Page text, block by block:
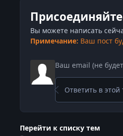
Вы можете написать
Примечание: Ваш пост
Ответить в этой
Перейти к списку тем